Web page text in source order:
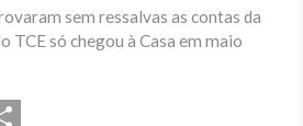
sem ressalvas as contas da
TCE só chegou à Casa em maio